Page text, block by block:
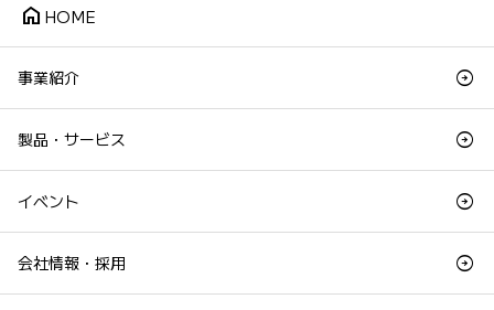
home HOME
事業紹介
製品・サービス
イベント
会社情報・採用